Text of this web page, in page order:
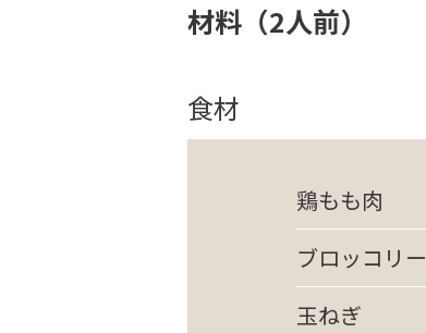
材料（2人前）
食材
鶏もも肉
ブロッコリー
玉ねぎ